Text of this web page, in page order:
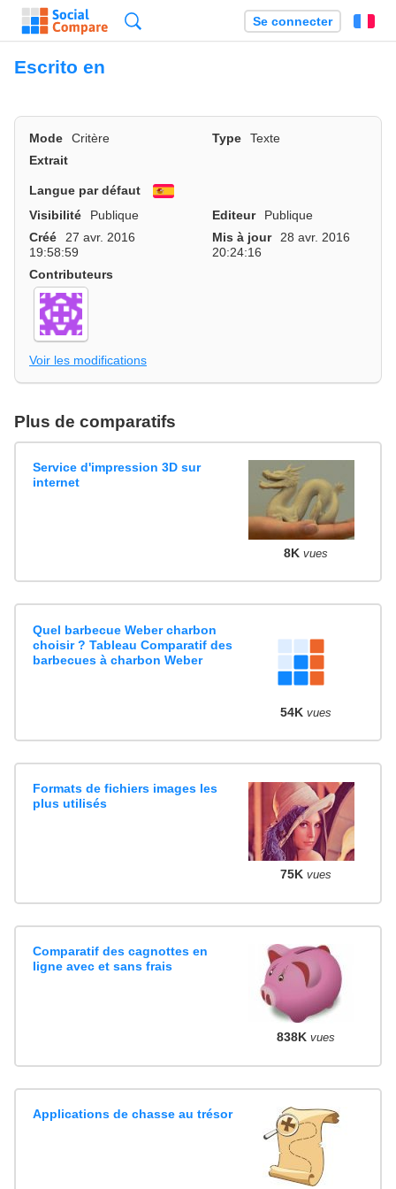
Se connecter
Escrito en
Mode Critère Type
Texte
Extrait
Langue par défaut
Español
Visibilité
Publique Editeur
Publique
Créé
27 avr. 2016
19:58:59
Mis à jour
28 avr. 2016
20:24:16
Contributeurs
Voir les modifications
Plus de comparatifs
Service d'impression 3D sur
internet
8K vues
Quel barbecue Weber charbon
choisir ? Tableau Comparatif des
barbecues à charbon Weber
54K vues
Formats de fichiers images les
plus utilisés
75K vues
Comparatif des cagnottes en
ligne avec et sans frais
838K vues
Applications de chasse au trésor